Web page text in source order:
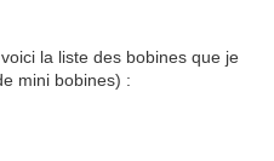
la liste des bobines que je
mini bobines) :